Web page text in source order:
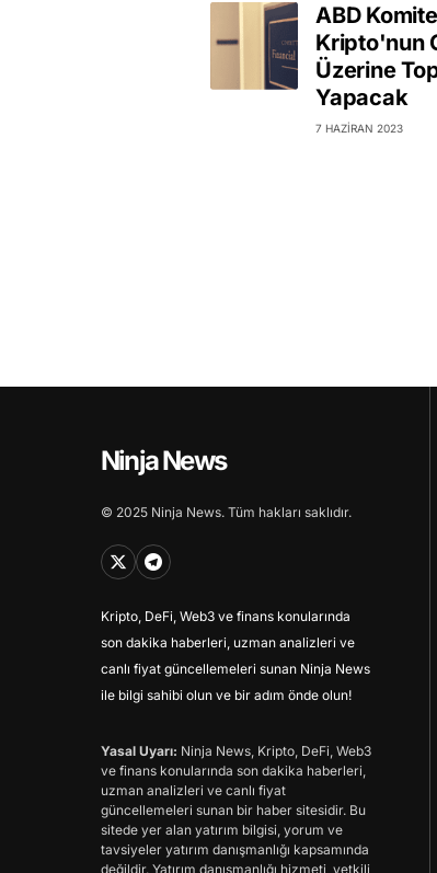
ABD
Kripto'nun
Üzerine
Yapacak
7 HAZIRAN 2023
Ninja News
© 2025 Ninja News. Tüm hakları saklıdır.
Kripto, DeFi, Web3 ve finans konularında
son dakika haberleri, uzman analizleri ve
canlı fiyat güncellemeleri sunan Ninja News
ile bilgi sahibi olun ve bir adım önde olun!
Yasal Uyarı: Ninja News, Kripto, DeFi, Web3
ve finans konularında son dakika haberleri,
uzman analizleri ve canlı fiyat
güncellemeleri sunan bir haber sitesidir. Bu
sitede yer alan yatırım bilgisi, yorum ve
tavsiyeler yatırım danışmanlığı kapsamında
değildir. Yatırım danışmanlığı hizmeti, yetkili